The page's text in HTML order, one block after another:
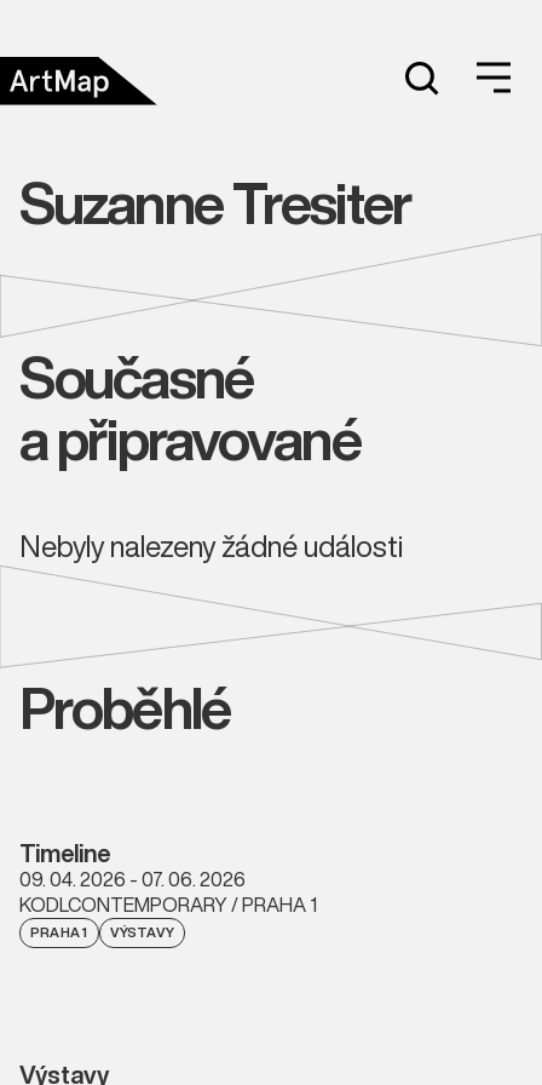
Suzanne Tresiter
Současné
a připravované
Nebyly nalezeny žádné události
Proběhlé
Timeline
09. 04. 2026 - 07. 06. 2026
KODLCONTEMPORARY / PRAHA 1
PRAHA 1 VÝSTAVY
Výstavy